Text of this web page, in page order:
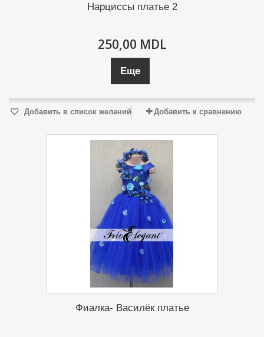
Нарциссы платье 2
250,00 MDL
Еще
Добавить в список желаний Добавить к сравнению
Фиалка- Василёк платье